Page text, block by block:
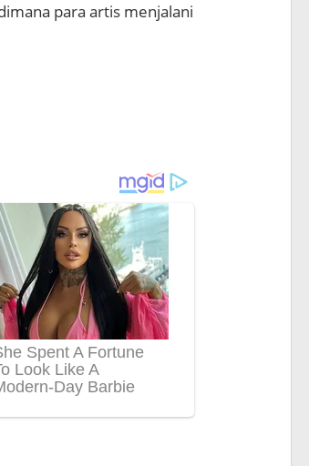
para artis menjalani